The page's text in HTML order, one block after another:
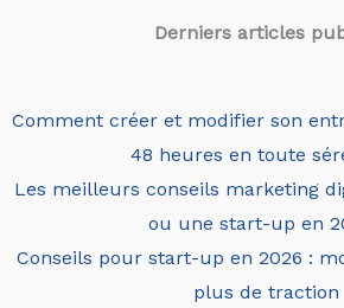
Derniers articles
Comment créer et modifier son
48 heures en toute
Les meilleurs conseils marketing
ou une start-up en
Conseils pour start-up en 2026 :
plus de traction